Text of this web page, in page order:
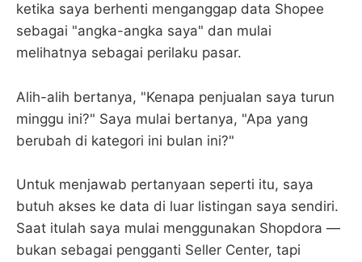
ketika saya berhenti menganggap data Shopee
sebagai "angka-angka saya" dan mulai
melihatnya sebagai perilaku pasar.
Alih-alih bertanya, "Kenapa penjualan saya turun
minggu ini?" Saya mulai bertanya, "Apa yang
berubah di kategori ini bulan ini?"
Untuk menjawab pertanyaan seperti itu, saya
butuh akses ke data di luar listingan saya sendiri.
Saat itulah saya mulai menggunakan Shopdora —
bukan sebagai pengganti Seller Center, tapi